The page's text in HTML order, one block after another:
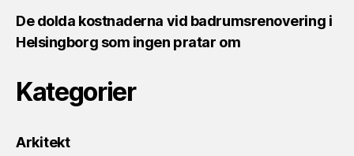
De dolda kostnaderna vid badrumsrenovering i
Helsingborg som ingen pratar om
Kategorier
Arkitekt